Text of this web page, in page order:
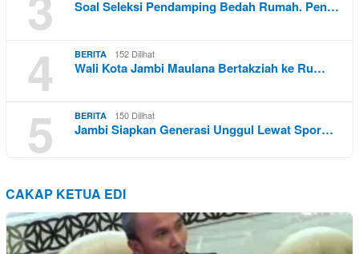
Soal Seleksi Pendamping Bedah Rumah. Pen…
4 BERITA 152 Dilihat
Wali Kota Jambi Maulana Bertakziah ke Ru…
5 BERITA 150 Dilihat
Jambi Siapkan Generasi Unggul Lewat Spor…
CAKAP KETUA EDI